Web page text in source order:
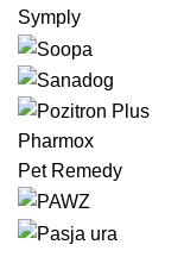
Symply
Pharmox
Pet Remedy